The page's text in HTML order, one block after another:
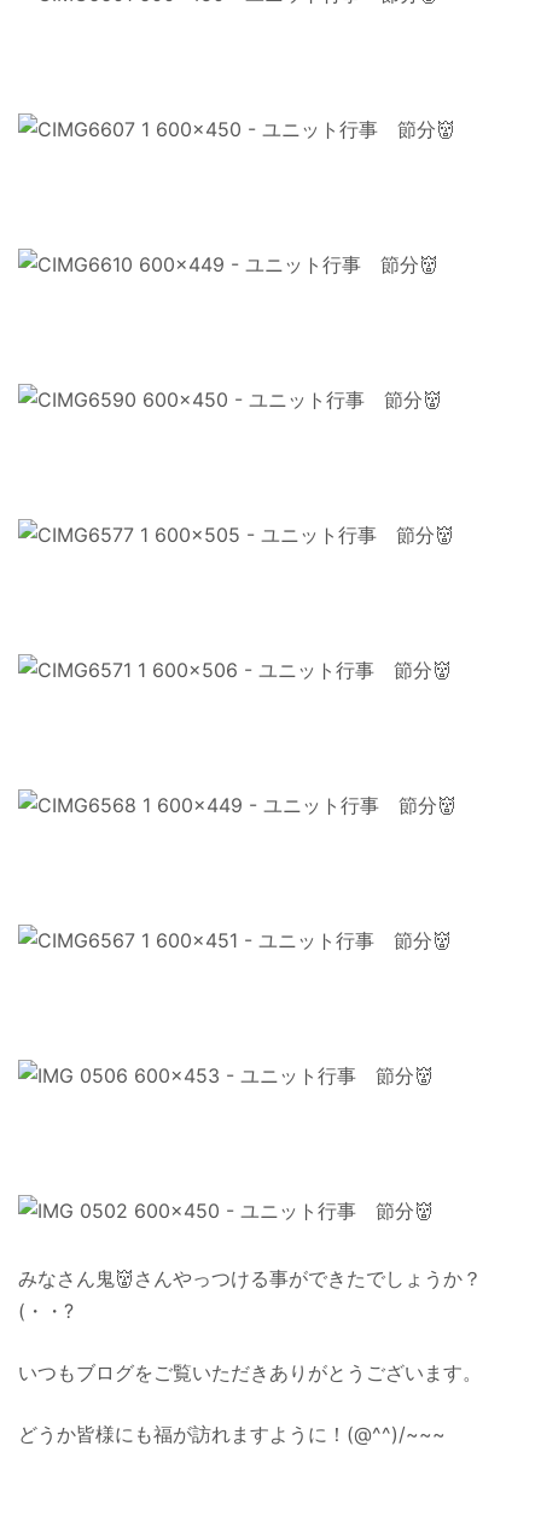
みなさん鬼👹さんやっつける事ができたでしょうか？
(・・?
いつもブログをご覧いただきありがとうございます。
どうか皆様にも福が訪れますように！(@^^)/~~~